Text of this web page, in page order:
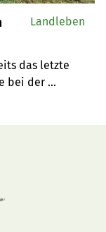
das letzte
bei der
Landleben